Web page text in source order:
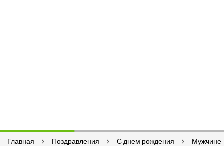
Главная Поздравления С днем рождения Мужчине